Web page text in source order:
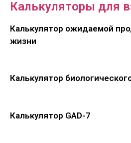
Калькуляторы для
Калькулятор ожидаемой
жизни
Калькулятор
Калькулятор GAD-7